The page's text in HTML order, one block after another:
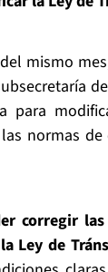
mismo
para
normas
corregir
Ley de